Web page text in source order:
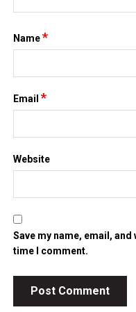
Name*
Email*
Website
Save my name, email,
time I comment.